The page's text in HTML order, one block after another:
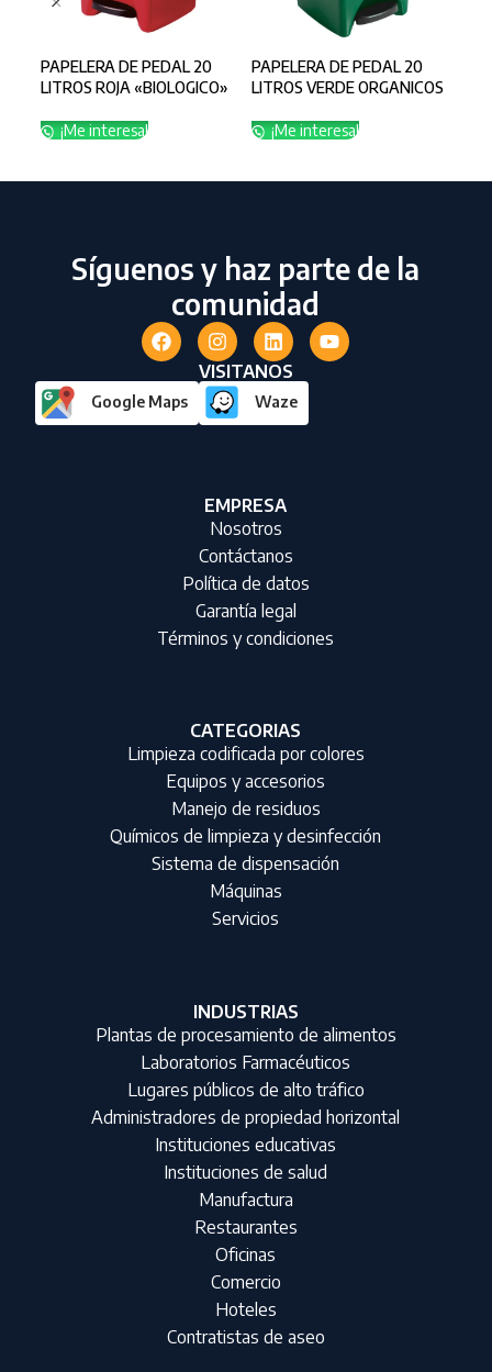
PAPELERA DE PEDAL 20
LITROS ROJA «BIOLOGICO»
¡Me interesa!
PAPELERA DE PEDAL 20
LITROS VERDE ORGANICOS
¡Me interesa!
Síguenos y haz parte de la
comunidad
VISITANOS
Google Maps Waze
EMPRESA
Nosotros
Contáctanos
Política de datos
Garantía legal
Términos y condiciones
CATEGORIAS
Limpieza codificada por colores
Equipos y accesorios
Manejo de residuos
Químicos de limpieza y desinfección
Sistema de dispensación
Máquinas
Servicios
INDUSTRIAS
Plantas de procesamiento de alimentos
Laboratorios Farmacéuticos
Lugares públicos de alto tráfico
Administradores de propiedad horizontal
Instituciones educativas
Instituciones de salud
Manufactura
Restaurantes
Oficinas
Comercio
Hoteles
Contratistas de aseo